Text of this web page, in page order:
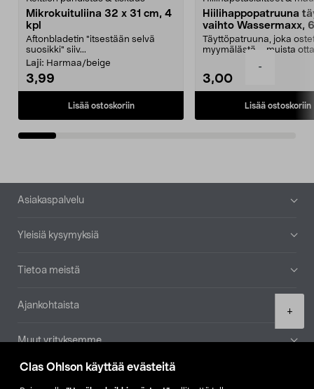
Clas Ohlson käyttää evästeitä
-
+
Mikrokuituliina 32 x 31 cm, 4
kpl
Aftonbladetin "itsestään selvä
suosikki" siiv...
Laji: Harmaa/beige
3,99
Lisää ostoskoriin
Hiilihappopatruuna
vaihto Wassermaxx,
Täyttöpatruuna, joka
myymälästä – muista
3,00
Lisää ostoskoriin
Alatunniste
Asiakaspalvelu
Yleisiä kysymyksiä
Tietoa meistä
Ajankohtaista
Muut yrityksemme
Etsi myymälä